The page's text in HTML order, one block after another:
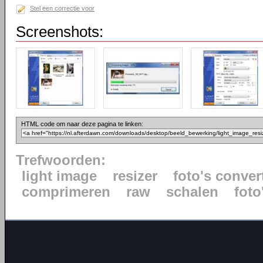
Stel een correctie voor
Screenshots:
HTML code om naar deze pagina te linken:
Trefwoorden:
light image
resizer
foto's
comprimeren
raw schalen